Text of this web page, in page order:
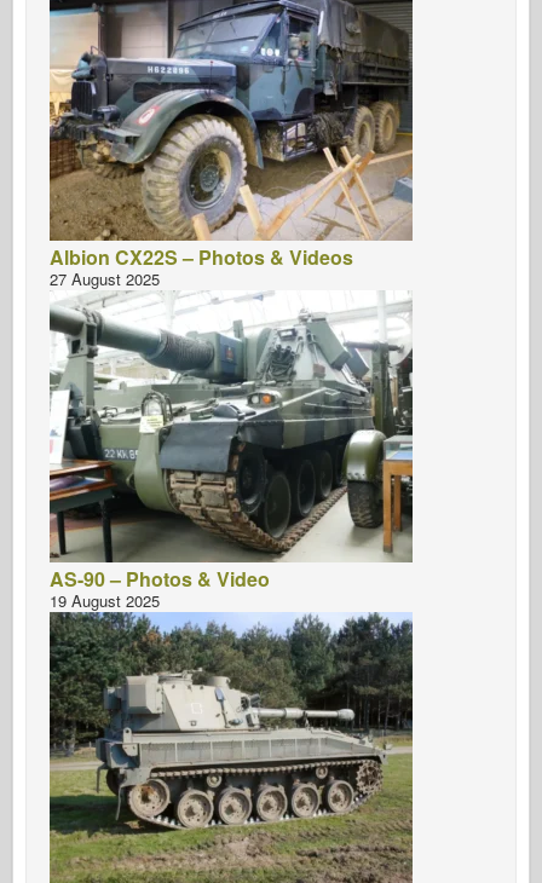
Albion CX22S – Photos & Videos
27 August 2025
AS-90 – Photos & Video
19 August 2025